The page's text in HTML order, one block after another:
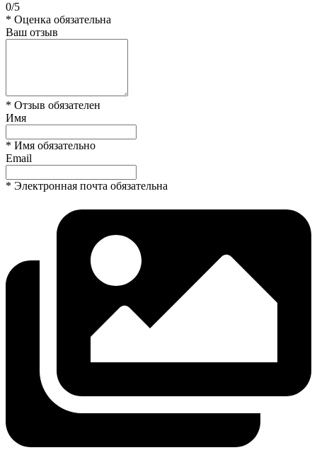
0/5
* Оценка обязательна
Ваш отзыв
* Отзыв обязателен
Имя
* Имя обязательно
Email
* Электронная почта обязательна